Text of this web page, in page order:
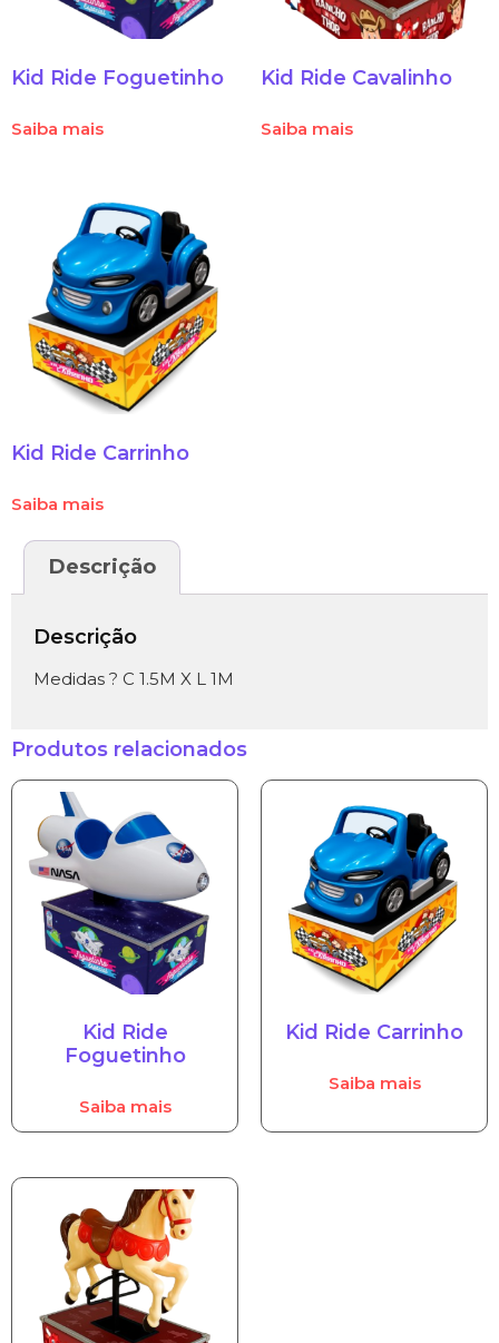
Kid Ride Foguetinho
Saiba mais
Kid Ride Cavalinho
Saiba mais
Kid Ride Carrinho
Saiba mais
Descrição
Descrição
Medidas ? C 1.5M X L 1M
Produtos relacionados
Kid Ride
Foguetinho
Saiba mais
Kid Ride Carrinho
Saiba mais